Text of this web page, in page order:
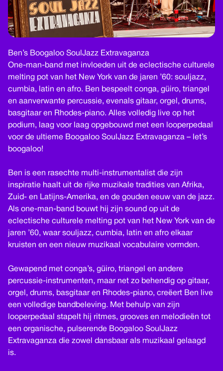
Ben’s Boogaloo SoulJazz Extravaganza
One-man-band met invloeden uit de eclectische culturele
melting pot van het New York van de jaren ’60: souljazz,
cumbia, latin en afro. Ben bespeelt conga, güiro, triangel
en aanverwante percussie, evenals gitaar, orgel, drums,
basgitaar en Rhodes-piano. Alles volledig live op het
podium, laag voor laag opgebouwd met een looperpedaal
voor de ultieme Boogaloo SoulJazz Extravaganza – let’s
boogaloo!
Ben is een rasechte multi-instrumentalist die zijn
inspiratie haalt uit de rijke muzikale tradities van Afrika,
Zuid- en Latijns-Amerika, en de gouden eeuw van de jazz.
Als one-man-band bouwt hij zijn sound op uit de
eclectische culturele melting pot van het New York van de
jaren ’60, waar souljazz, cumbia, latin en afro elkaar
kruisten en een nieuw muzikaal vocabulaire vormden.
Gewapend met conga’s, güiro, triangel en andere
percussie-instrumenten, maar net zo behendig op gitaar,
orgel, drums, basgitaar en Rhodes-piano, creëert Ben live
een volledige bandbeleving. Met behulp van zijn
looperpedaal stapelt hij ritmes, grooves en melodieën tot
een organische, pulserende Boogaloo SoulJazz
Extravaganza die zowel dansbaar als muzikaal gelaagd
is.